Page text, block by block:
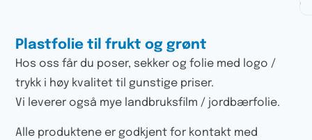
Plastfolie til frukt og grønt
Hos oss får du poser, sekker og folie med logo /
trykk i høy kvalitet til gunstige priser.
Vi leverer også mye landbruksfilm / jordbærfolie.
Alle produktene er godkjent for kontakt med